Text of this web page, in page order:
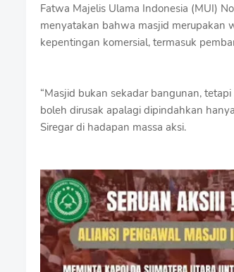
Fatwa Majelis Ulama Indonesia (MUI)
menyatakan bahwa masjid merupakan
kepentingan komersial, termasuk
“Masjid bukan sekadar bangunan,
boleh dirusak apalagi dipindahkan
Siregar di hadapan massa aksi.